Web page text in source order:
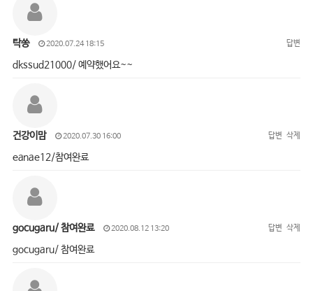
탁쏭 2020.07.24 18:15 답변
dkssud21000/ 예약했어요~~
건강이맘 2020.07.30 16:00 답변 삭제
eanae12/참여완료
gocugaru/ 참여완료 2020.08.12 13:20 답변 삭제
gocugaru/ 참여완료